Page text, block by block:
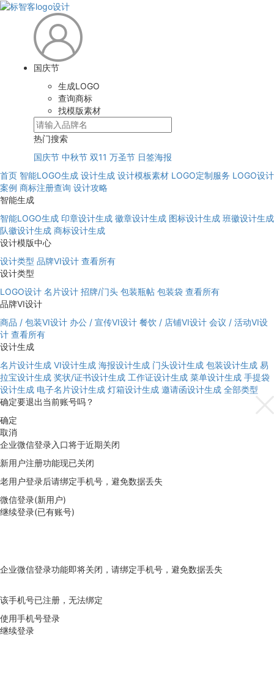
国庆节
生成LOGO
查询商标
找模版素材
热门搜索
国庆节 中秋节 双11 万圣节 日签海报
首页 智能LOGO生成 设计生成 设计模板素材 LOGO定制服务 LOGO设计
案例 商标注册查询 设计攻略
智能生成
智能LOGO生成 印章设计生成 徽章设计生成 图标设计生成 班徽设计生成
队徽设计生成 商标设计生成
设计模版中心
设计类型 品牌VI设计 查看所有
设计类型
LOGO设计 名片设计 招牌/门头 包装瓶帖 包装袋 查看所有
品牌VI设计
商品 / 包装VI设计 办公 / 宣传VI设计 餐饮 / 店铺VI设计 会议 / 活动VI设
计 查看所有
设计生成
名片设计生成 VI设计生成 海报设计生成 门头设计生成 包装设计生成 易
拉宝设计生成 奖状/证书设计生成 工作证设计生成 菜单设计生成 手提袋
设计生成 电子名片设计生成 灯箱设计生成 邀请函设计生成 全部类型
确定要退出当前账号吗？
确定
取消
企业微信登录入口将于近期关闭
新用户注册功能现已关闭
老用户登录后请绑定手机号，避免数据丢失
微信登录(新用户)
继续登录(已有账号)
企业微信登录功能即将关闭，请绑定手机号，避免数据丢失
该手机号已注册，无法绑定
使用手机号登录
继续登录